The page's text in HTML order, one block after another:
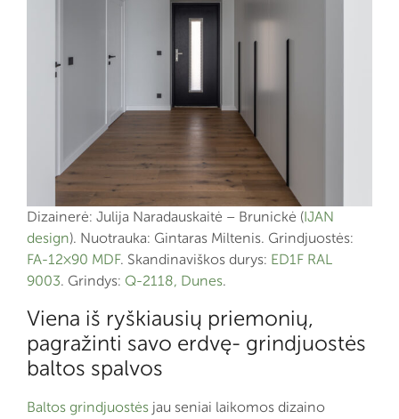
Dizainerė: Julija Naradauskaitė – Brunickė (IJAN
design). Nuotrauka: Gintaras Miltenis. Grindjuostės:
FA-12×90 MDF. Skandinaviškos durys: ED1F RAL
9003. Grindys: Q-2118, Dunes.
Viena iš ryškiausių priemonių,
pagražinti savo erdvę- grindjuostės
baltos spalvos
Baltos grindjuostės jau seniai laikomos dizaino